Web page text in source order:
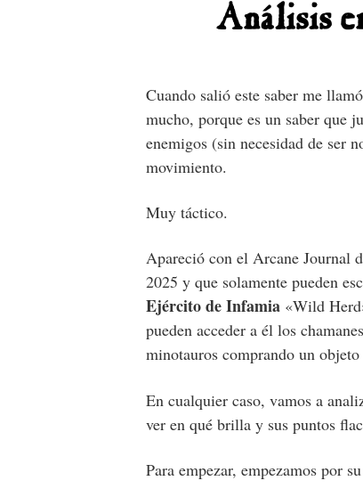
Análisis
Cuando salió este saber me
mucho, porque es un saber que
enemigos (sin necesidad de ser
movimiento.
Muy táctico.
Apareció con el Arcane Journal
2025 y que solamente pueden
Ejército de Infamia «Wild
pueden acceder a él los
minotauros comprando un
En cualquier caso, vamos a
ver en qué brilla y sus puntos
Para empezar, empezamos por